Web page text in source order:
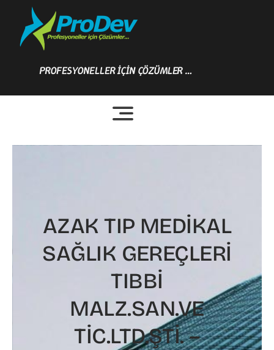
content
PROFESYONELLER İÇİN ÇÖZÜMLER …
AZAK TIP MEDİKAL
SAĞLIK GEREÇLERİ
TIBBİ
MALZ.SAN.VE
TİC.LTD.ŞTİ. –